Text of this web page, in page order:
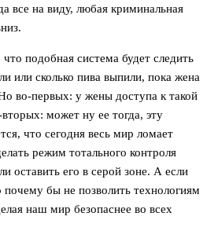
все на виду, любая криминальная
подобная система будет следить
или сколько пива выпили, пока жена
во-первых: у жены доступа к такой
может ну ее тогда, эту
что сегодня весь мир ломает
режим тотального контроля
оставить его в серой зоне. А если
почему бы не позволить технологиям
наш мир безопаснее во всех